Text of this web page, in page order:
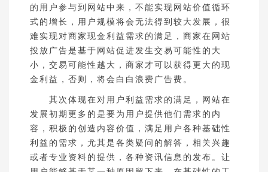
的用户参与到网站中来，不能实现网站价值循环
式的增长，用户规模将会无法得到较大发展，很
难实现对商家现金利益需求的满足，商家在网站
投放广告是基于网站促进发生交易可能性的大
小，交易可能性越大，商家才可以获得更大的现
金利益，否则，将会白白浪费广告费。
其次体现在对用户利益需求的满足，网站在
发展初期更多的是要为用户提供他们需求的内
容，积极的创造内容价值，满足用户各种基础性
利益的需求，尤其是各类疑问的解答，相关兴趣
或者专业资料的提供，各种资讯信息的发布。让